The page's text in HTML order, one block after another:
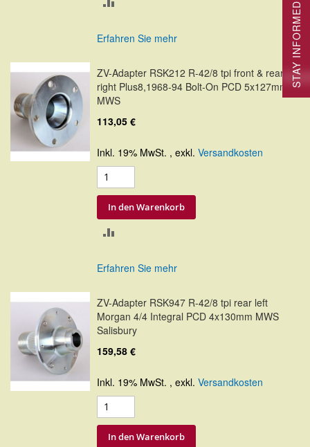
Erfahren Sie mehr
ZV-Adapter RSK212 R-42/8 tpi front & rear
right Plus8,1968-94 Bolt-On PCD 5x127mm
MWS
113,05 €
Inkl. 19% MwSt. , exkl. Versandkosten
In den Warenkorb
Erfahren Sie mehr
ZV-Adapter RSK947 R-42/8 tpi rear left
Morgan 4/4 Integral PCD 4x130mm MWS
Salisbury
159,58 €
Inkl. 19% MwSt. , exkl. Versandkosten
In den Warenkorb
STAY INFORMED